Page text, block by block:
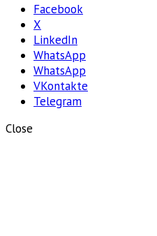
Facebook
X
LinkedIn
WhatsApp
WhatsApp
VKontakte
Telegram
Close